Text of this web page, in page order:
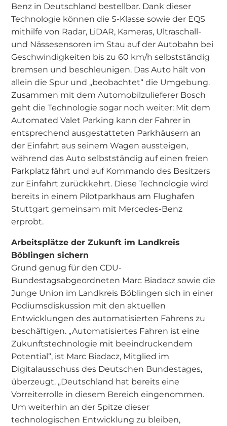
Benz in Deutschland bestellbar. Dank dieser
Technologie können die S-Klasse sowie der EQS
mithilfe von Radar, LiDAR, Kameras, Ultraschall-
und Nässesensoren im Stau auf der Autobahn bei
Geschwindigkeiten bis zu 60 km/h selbstständig
bremsen und beschleunigen. Das Auto hält von
allein die Spur und „beobachtet“ die Umgebung.
Zusammen mit dem Automobilzulieferer Bosch
geht die Technologie sogar noch weiter: Mit dem
Automated Valet Parking kann der Fahrer in
entsprechend ausgestatteten Parkhäusern an
der Einfahrt aus seinem Wagen aussteigen,
während das Auto selbstständig auf einen freien
Parkplatz fährt und auf Kommando des Besitzers
zur Einfahrt zurückkehrt. Diese Technologie wird
bereits in einem Pilotparkhaus am Flughafen
Stuttgart gemeinsam mit Mercedes-Benz
erprobt.
Arbeitsplätze der Zukunft im Landkreis
Böblingen sichern
Grund genug für den CDU-
Bundestagsabgeordneten Marc Biadacz sowie die
Junge Union im Landkreis Böblingen sich in einer
Podiumsdiskussion mit den aktuellen
Entwicklungen des automatisierten Fahrens zu
beschäftigen. „Automatisiertes Fahren ist eine
Zukunftstechnologie mit beeindruckendem
Potential“, ist Marc Biadacz, Mitglied im
Digitalausschuss des Deutschen Bundestages,
überzeugt. „Deutschland hat bereits eine
Vorreiterrolle in diesem Bereich eingenommen.
Um weiterhin an der Spitze dieser
technologischen Entwicklung zu bleiben,